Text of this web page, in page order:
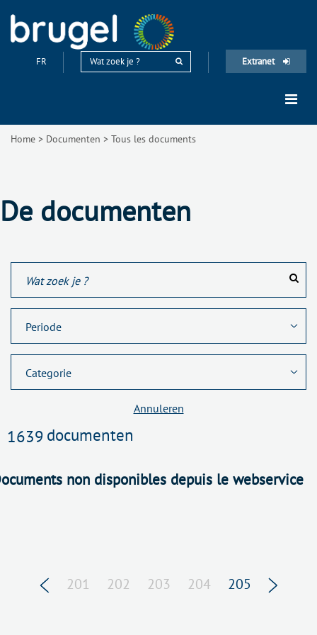
FR Extranet
Home > Documenten > Tous les documents
De documenten
Annuleren
1639 documenten
non disponibles depuis le webservice
201 202 203 204 205